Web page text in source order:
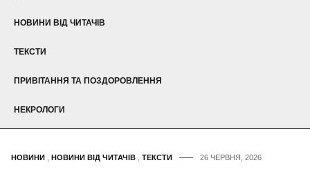
НОВИНИ ВІД ЧИТАЧІВ
ТЕКСТИ
ПРИВІТАННЯ ТА ПОЗДОРОВЛЕННЯ
НЕКРОЛОГИ
НОВИНИ НОВИНИ ВІД ЧИТАЧІВ ТЕКСТИ 26 ЧЕРВНЯ, 2026